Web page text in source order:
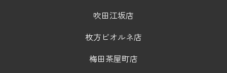
吹田江坂店
枚方ビオルネ店
梅田茶屋町店